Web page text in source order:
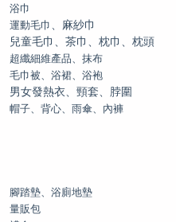
浴巾
運動毛巾、麻紗巾
兒童毛巾、茶巾、枕巾、枕頭
超纖細維產品、抹布
毛巾被、浴裙、浴袍
男女發熱衣、頸套、脖圍
帽子、背心、雨傘、內褲
腳踏墊、浴廁地墊
量販包